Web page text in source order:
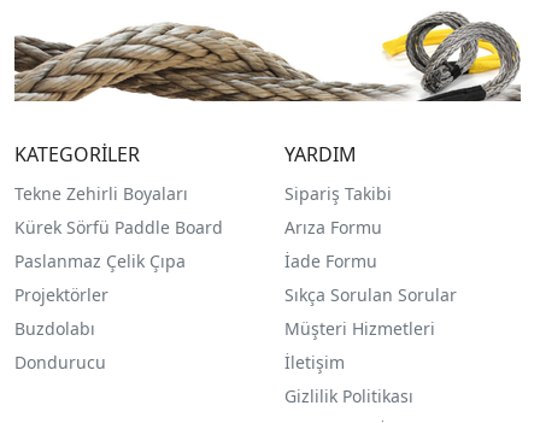
KATEGORİLER
Tekne Zehirli Boyaları
Kürek Sörfü Paddle Board
Paslanmaz Çelik Çıpa
Projektörler
Buzdolabı
Dondurucu
YARDIM
Sipariş Takibi
Arıza Formu
İade Formu
Sıkça Sorulan Sorular
Müşteri Hizmetleri
İletişim
Gizlilik Politikası